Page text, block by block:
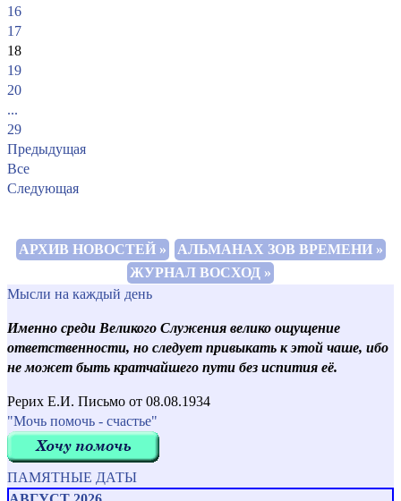
16
17
18
19
20
...
29
Предыдущая
Все
Следующая
АРХИВ НОВОСТЕЙ »
АЛЬМАНАХ ЗОВ ВРЕМЕНИ »
ЖУРНАЛ ВОСХОД »
Мысли на каждый день
Именно среди Великого Служения велико ощущение
ответственности, но следует привыкать к этой чаше, ибо
не может быть кратчайшего пути без испития её.
Рерих Е.И. Письмо от 08.08.1934
"Мочь помочь - счастье"
ПАМЯТНЫЕ ДАТЫ